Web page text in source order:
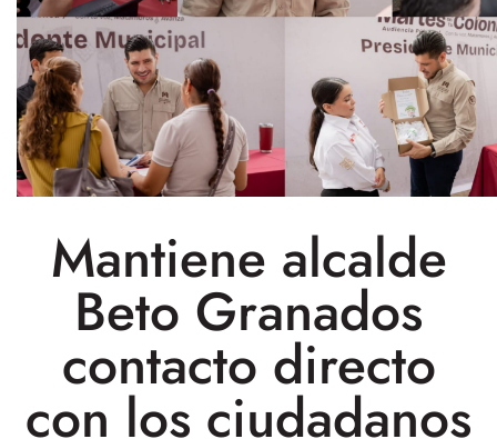
Mantiene alcalde
Beto Granados
contacto directo
con los ciudadanos